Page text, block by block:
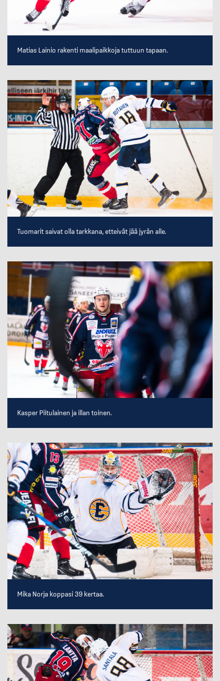
Matias Lainio rakenti maalipaikkoja tuttuun tapaan.
Tuomarit saivat olla tarkkana, etteivät jää jyrän alle.
Kasper Piitulainen ja illan toinen.
Mika Norja koppasi 39 kertaa.